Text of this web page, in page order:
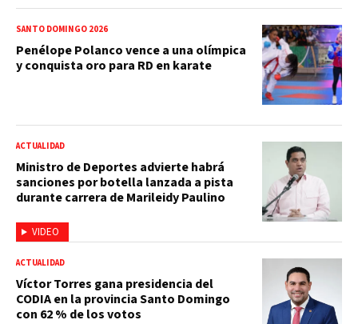
SANTO DOMINGO 2026
Penélope Polanco vence a una olímpica
y conquista oro para RD en karate
VIDEO
ACTUALIDAD
Ministro de Deportes advierte habrá
sanciones por botella lanzada a pista
durante carrera de Marileidy Paulino
ACTUALIDAD
Víctor Torres gana presidencia del
CODIA en la provincia Santo Domingo
con 62 % de los votos